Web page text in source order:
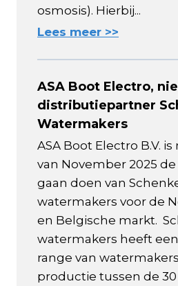
osmosis). Hierbij...
Lees meer >>
ASA Boot Electro,
distributiepartner
Watermakers
ASA Boot Electro B.V.
van November 2025
gaan doen van
watermakers voor de
en Belgische markt.
watermakers heeft
range van
productie tussen de 30